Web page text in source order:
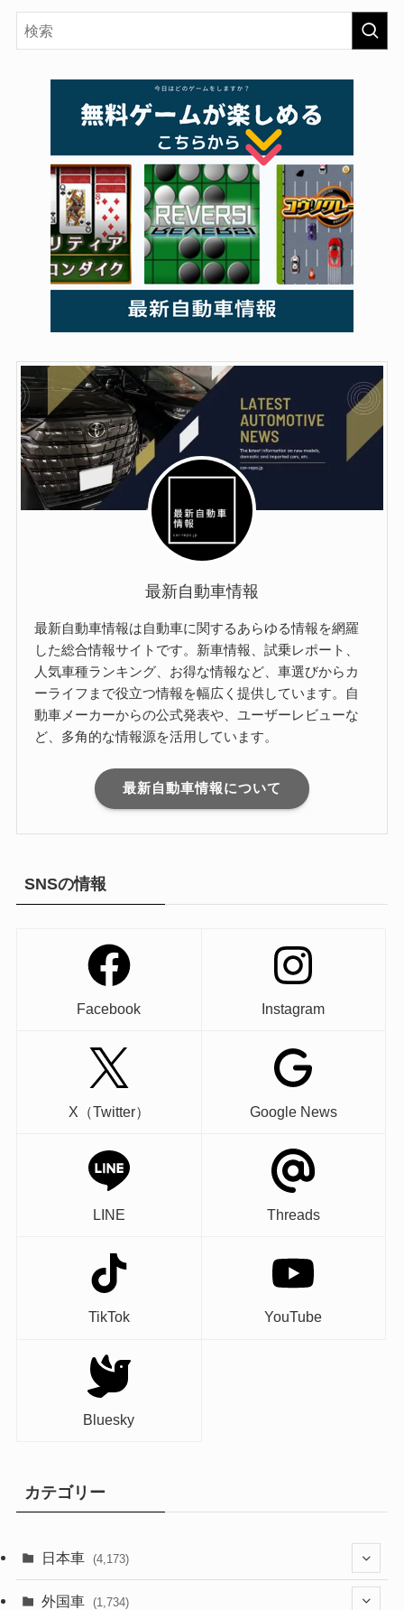
最新自動車情報
最新自動車情報は自動車に関するあらゆる情報を網羅
した総合情報サイトです。新車情報、試乗レポート、
人気車種ランキング、お得な情報など、車選びからカ
ーライフまで役立つ情報を幅広く提供しています。自
動車メーカーからの公式発表や、ユーザーレビューな
ど、多角的な情報源を活用しています。
最新自動車情報について
SNSの情報
Facebook Instagram
X（Twitter） Google News
LINE Threads
TikTok YouTube
Bluesky
カテゴリー
日本車 (4,173)
(1,321)
外国車 (1,734)